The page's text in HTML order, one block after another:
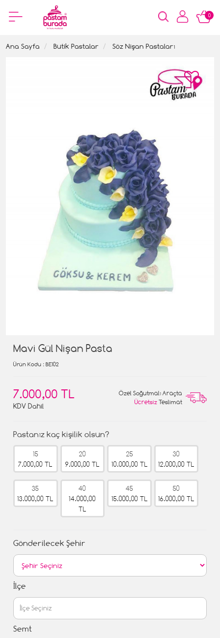
0
Ana Sayfa Butik Pastalar Söz Nişan Pastaları
Mavi Gül Nişan Pasta
Ürün Kodu : BE102
7.000,00 TL
KDV Dahil
Özel Soğutmalı Araçta
Ücretsiz Teslimat
Pastanız kaç kişilik olsun?
15
7.000,00 TL
20
9.000,00 TL
25
10.000,00 TL
30
12.000,00 TL
35
13.000,00 TL
40
14.000,00
TL
45
15.000,00 TL
50
16.000,00 TL
Gönderilecek Şehir
İlçe
Semt